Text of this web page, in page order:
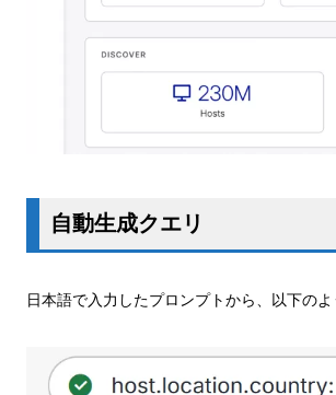
自動生成クエリ
日本語で入力したプロンプトから、以下の